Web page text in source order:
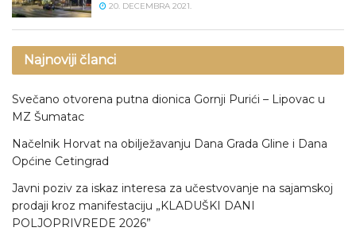
20. DECEMBRA 2021.
Najnoviji članci
Svečano otvorena putna dionica Gornji Purići – Lipovac u
MZ Šumatac
Načelnik Horvat na obilježavanju Dana Grada Gline i Dana
Općine Cetingrad
Javni poziv za iskaz interesa za učestvovanje na sajamskoj
prodaji kroz manifestaciju „KLADUŠKI DANI
POLJOPRIVREDE 2026”